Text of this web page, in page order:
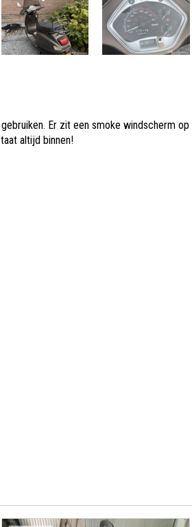
Er zit een smoke windscherm op
altijd binnen!